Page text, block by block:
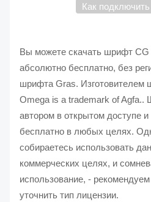
Как
Вы можете скачать шрифт CG
абсолютно бесплатно, без
шрифта Gras. Изготовителем
Omega is a trademark of
автором в открытом доступе
бесплатно в любых целях.
собираетесь использовать
коммерческих целях, и
использование, -
уточнить тип лицензии.